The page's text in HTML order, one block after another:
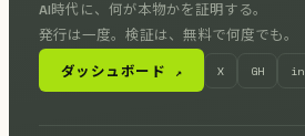
AI時代に、何が本物かを証明する。
発行は一度。検証は、無料で何度でも。
ダッシュボード ↗ X GH in